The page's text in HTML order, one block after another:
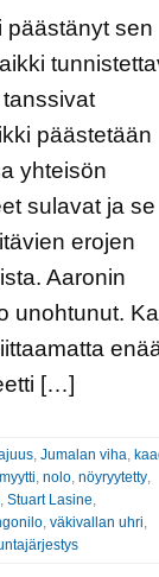
päästänyt sen
päästetään
yhteisön
sulavat ja se
erojen
Aaronin
unohtunut.
[…]
, Jumalan viha
myytti nolo, nöyryytetty,
Stuart Lasine
, väkivallan uhri